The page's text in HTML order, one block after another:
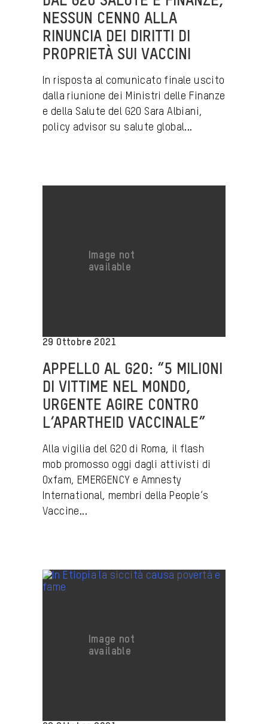
NESSUN CENNO ALLA
RINUNCIA DEI DIRITTI DI
PROPRIETÀ SUI VACCINI
In risposta al comunicato finale uscito
dalla riunione dei Ministri delle Finanze
e della Salute del G20 Sara Albiani,
policy advisor su salute global...
29 Ottobre 2021
APPELLO AL G20: “5 MILIONI
DI VITTIME NEL MONDO,
URGENTE AGIRE CONTRO
L’APARTHEID VACCINALE”
Alla vigilia del G20 di Roma, il flash
mob promosso oggi dagli attivisti di
Oxfam, EMERGENCY e Amnesty
International, membri della People’s
Vaccine...